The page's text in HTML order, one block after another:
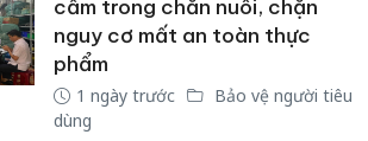
cấm trong chăn nuôi, chặn
nguy cơ mất an toàn thực
phẩm
1 ngày trước
Bảo vệ người tiêu
dùng